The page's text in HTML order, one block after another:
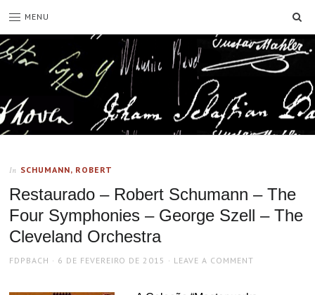
MENU
In SCHUMANN, ROBERT
Restaurado – Robert Schumann – The
Four Symphonies – George Szell – The
Cleveland Orchestra
AUTHOR
FDPBACH
POSTED
6 DE FEVEREIRO DE 2015 LEAVE A COMMENT